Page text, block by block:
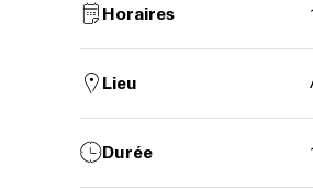
Horaires
Lieu
Durée